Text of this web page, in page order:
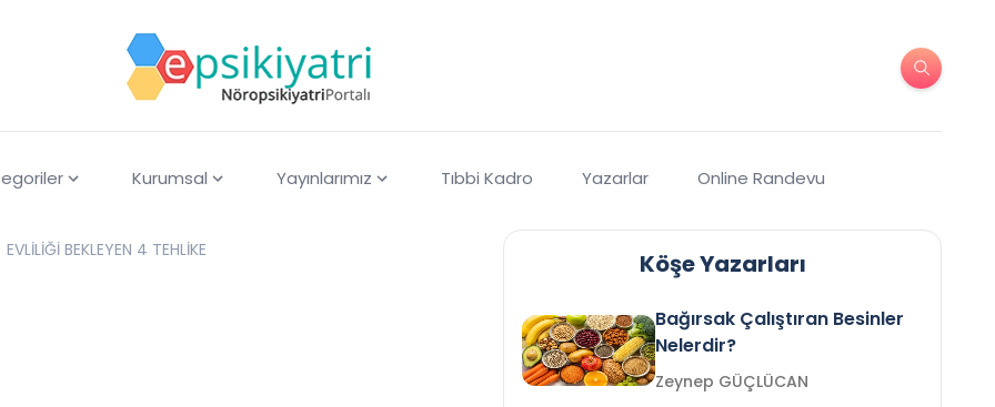
Kurumsal Yayınlarımız Tıbbi Kadro Yazarlar Online Randevu
EVLİLİĞİ BEKLEYEN 4 TEHLİKE Köşe Yazarları
Bağırsak Çalıştıran Besinler
Nelerdir?
Zeynep GÜÇLÜCAN